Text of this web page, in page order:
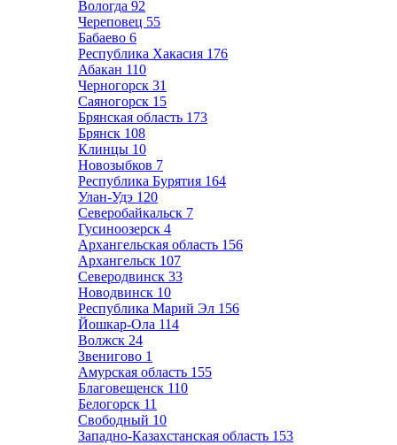
Вологда 92
Череповец 55
Бабаево 6
Республика Хакасия 176
Абакан 110
Черногорск 31
Саяногорск 15
Брянская область 173
Брянск 108
Клинцы 10
Новозыбков 7
Республика Бурятия 164
Улан-Удэ 120
Северобайкальск 7
Гусиноозерск 4
Архангельская область 156
Архангельск 107
Северодвинск 33
Новодвинск 10
Республика Марий Эл 156
Йошкар-Ола 114
Волжск 24
Звенигово 1
Амурская область 155
Благовещенск 110
Белогорск 11
Свободный 10
Западно-Казахстанская область 153